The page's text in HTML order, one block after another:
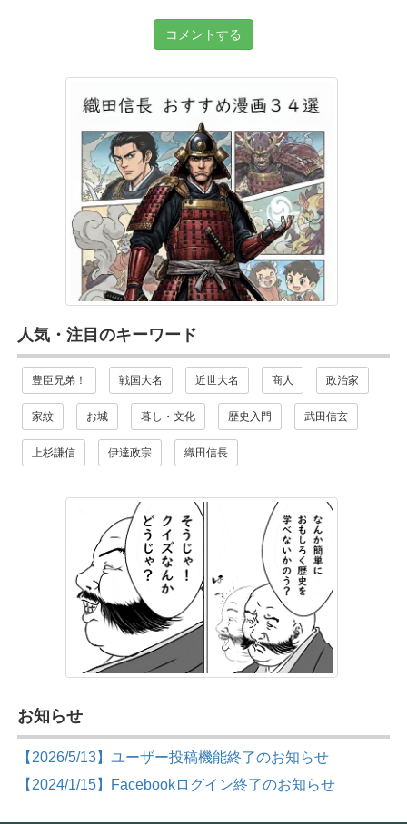
コメントする
人気・注目のキーワード
豊臣兄弟！ 戦国大名 近世大名 商人 政治家
家紋 お城 暮し・文化 歴史入門 武田信玄
上杉謙信 伊達政宗 織田信長
お知らせ
【2026/5/13】ユーザー投稿機能終了のお知らせ
【2024/1/15】Facebookログイン終了のお知らせ